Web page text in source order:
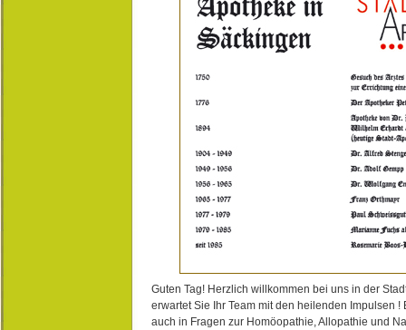
Guten Tag! Herzlich willkommen bei uns in der
erwartet Sie Ihr Team mit den heilenden Impulsen !
auch in Fragen zur Homöopathie, Allopathie und